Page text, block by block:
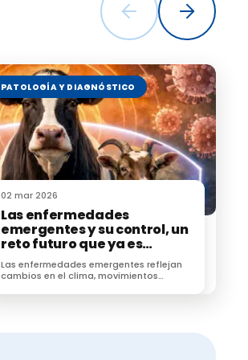
PATOLOGÍA Y DIAGNÓSTICO
02 mar 2026
Las enfermedades
emergentes y su control, un
reto futuro que ya es
presente
Las enfermedades emergentes reflejan
cambios en el clima, movimientos
vigilancia sanitaria proactiva.